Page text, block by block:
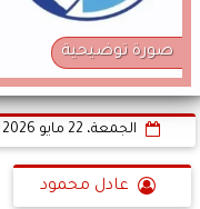
صورة توضيحية
الجمعة، 22 مايو 2026
عادل محمود